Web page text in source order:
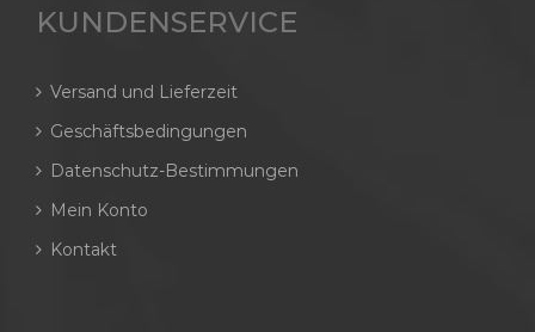
KUNDENSERVICE
Versand und Lieferzeit
Geschäftsbedingungen
Datenschutz-Bestimmungen
Mein Konto
Kontakt